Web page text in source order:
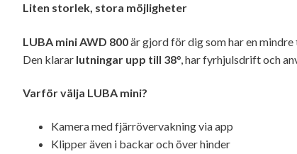
Liten storlek, stora möjligheter
LUBA mini AWD 800är gjord för dig som har en
Den klarar lutningar upp till 38° , har fyrhjulsdrift och
Varför välja LUBA mini?
Kamera med fjärrövervakning via app
Klipper även i backar och över hinder